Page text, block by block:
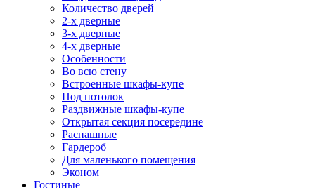
Количество дверей
2-х дверные
3-х дверные
4-х дверные
Особенности
Во всю стену
Встроенные шкафы-купе
Под потолок
Раздвижные шкафы-купе
Открытая секция посередине
Распашные
Гардероб
Для маленького помещения
Эконом
Гостиные